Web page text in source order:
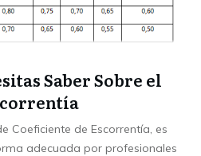
Saber Sobre el
Coeficiente de Escorrentía, es
adecuada por profesionales